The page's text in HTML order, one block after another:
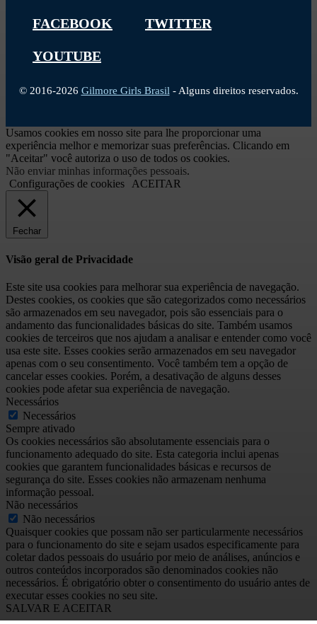
FACEBOOK TWITTER
YOUTUBE
© 2016-2026 Gilmore Girls Brasil - Alguns direitos reservados.
Usamos cookies em nosso site para lhe proporcionar uma
experiência melhor e memorizar suas preferências. Clicando em
"Aceitar" você autoriza o uso de todos os cookies.
Não enviar minhas informações pessoais.
Configurações de cookies
ACEITAR
Fechar
Visão geral de Privacidade
Este site usa cookies para melhorar sua experiência de navegação.
Destes cookies, os cookies que são categorizados como necessários
são armazenados em seu navegador, pois são essenciais para o
andamento das funcionalidades básicas do site. Também usamos
cookies de terceiros que nos ajudam a analisar e entender como você
usa este site. Esses cookies serão armazenados em seu navegador
apenas com o seu consentimento. Você também tem a opção de
cancelar esses cookies. Porém, a desativação de alguns desses
cookies pode afetar sua experiência de navegação.
Necessários
Necessários
Sempre ativado
Os cookies necessários são absolutamente essenciais para o
funcionamento adequado do site. Esta categoria inclui apenas
cookies que garantem funcionalidades básicas e recursos de
segurança do site. Esses cookies não armazenam nenhuma
informação pessoal.
Não necessários
Não necessários
Quaisquer cookies que possam não ser particularmente necessários
para o funcionamento do site e sejam usados especificamente para
coletar dados pessoais do usuário por meio de análises, anúncios e
outros conteúdos incorporados são denominados cookies não
necessários. É obrigatório obter o consentimento do usuário antes de
executar esses cookies no seu site.
SALVAR E ACEITAR